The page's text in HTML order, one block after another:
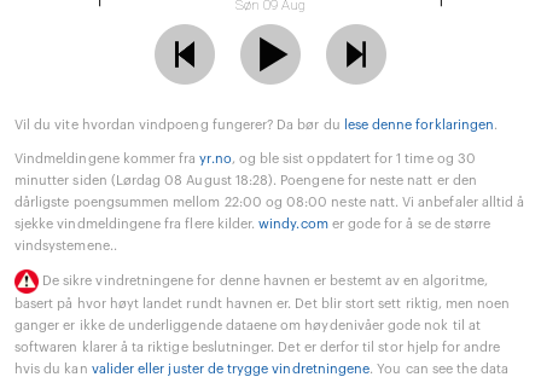
Søn 09 Aug
Vil du vite hvordan vindpoeng fungerer? Da bør du lese denne forklaringen.
Vindmeldingene kommer frayr.no, og ble sist oppdatert for 1 time og 30
minutter siden (Lørdag 08 August 18:28). Poengene for neste natt er den
dårligste poengsummen mellom 22:00 og 08:00 neste natt. Vi anbefaler alltid å
sjekke vindmeldingene fra flere kilder.windy.comer gode for å se de større
vindsystemene..
De sikre vindretningene for denne havnen er bestemt av en algoritme,
basert på hvor høyt landet rundt havnen er. Det blir stort sett riktig, men noen
ganger er ikke de underliggende dataene om høydenivåer gode nok til at
softwaren klarer å ta riktige beslutninger. Det er derfor til stor hjelp for andre
hvis du kan valider eller juster de trygge vindretningene. You can see the data